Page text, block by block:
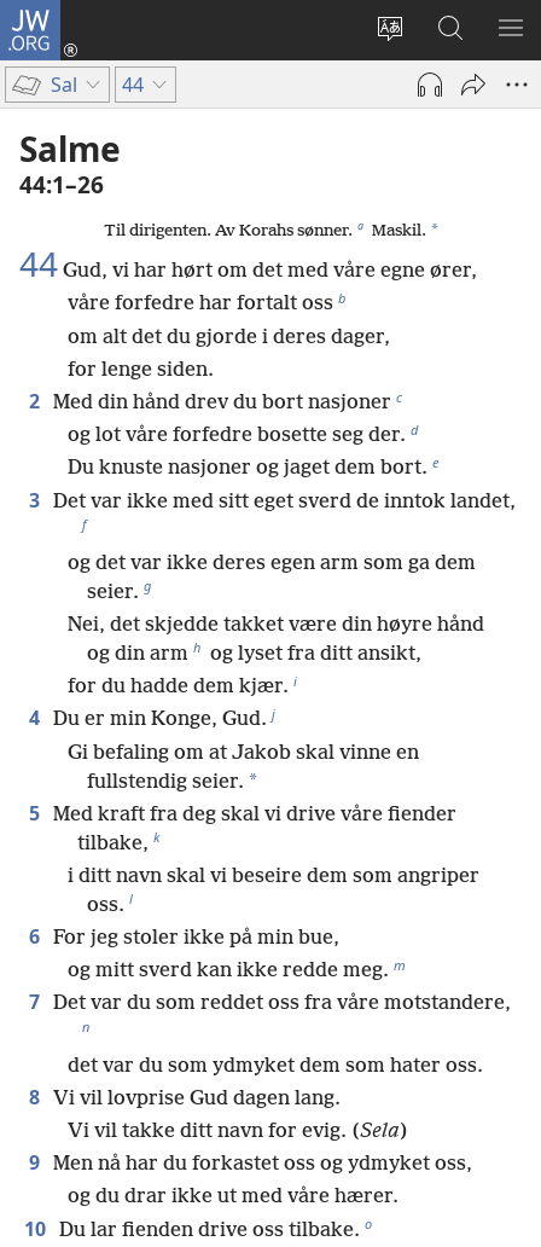
JW.ORG
Endre
språk
Logg
inn
(åpner
Søk
på
JW.ORG
VIS
Sal 44
Salme
44:1–26
Til dirigenten. Av Korahs sønner. a Maskil. *
44 Gud, vi har hørt om det med våre egne ører,
våre forfedre har fortalt oss b
om alt det du gjorde i deres dager,
for lenge siden.
2 Med din hånd drev du bort nasjoner c
og lot våre forfedre bosette seg der. d
Du knuste nasjoner og jaget dem bort. e
3 Det var ikke med sitt eget sverd de inntok landet,
f
og det var ikke deres egen arm som ga dem
seier. g
Nei, det skjedde takket være din høyre hånd
og din arm h og lyset fra ditt ansikt,
for du hadde dem kjær. i
4 Du er min Konge, Gud. j
Gi befaling om at Jakob skal vinne en
fullstendig seier. *
5 Med kraft fra deg skal vi drive våre fiender
tilbake, k
i ditt navn skal vi beseire dem som angriper
oss. l
6 For jeg stoler ikke på min bue,
og mitt sverd kan ikke redde meg. m
7 Det var du som reddet oss fra våre motstandere,
n
det var du som ydmyket dem som hater oss.
8 Vi vil lovprise Gud dagen lang.
Vi vil takke ditt navn for evig. (Sela)
9 Men nå har du forkastet oss og ydmyket oss,
og du drar ikke ut med våre hærer.
10 Du lar fienden drive oss tilbake. o